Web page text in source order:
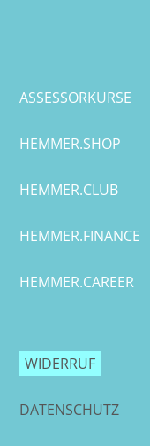
ASSESSORKURSE
HEMMER.SHOP
HEMMER.CLUB
HEMMER.FINANCE
HEMMER.CAREER
WIDERRUF
DATENSCHUTZ